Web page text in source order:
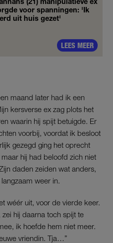
voor spanningen: 'Ik
uit huis gezet'
LEES MEER
maand later had ik een
kersverse ex zag plots het
waarin hij spijt betuigde. Er
voorbij, voordat ik besloot
gezegd ging het oprecht
hij had beloofd zich niet
daden zeiden wat anders,
weer in.
wéér uit, voor de vierde keer.
hij daarna toch spijt te
ik hoefde hem niet meer.
vriendin. Tja…”